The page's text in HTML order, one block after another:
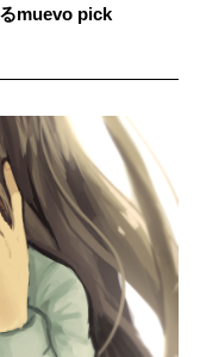
#R&B/ソウル
muevo pick